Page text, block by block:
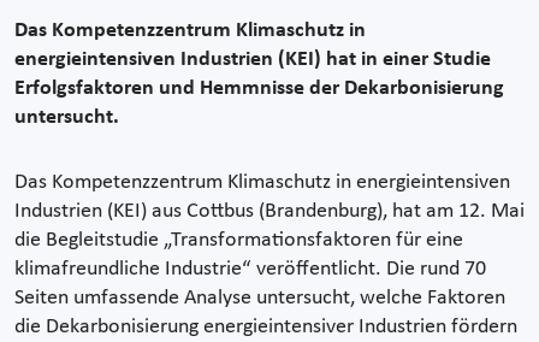
Das Kompetenzzentrum Klimaschutz in
energieintensiven Industrien (KEI) hat in einer Studie
Erfolgsfaktoren und Hemmnisse der Dekarbonisierung
untersucht.
Das Kompetenzzentrum Klimaschutz in energieintensiven
Industrien (KEI) aus Cottbus (Brandenburg), hat am 12. Mai
die Begleitstudie „Transformationsfaktoren für eine
klimafreundliche Industrie“ veröffentlicht. Die rund 70
Seiten umfassende Analyse untersucht, welche Faktoren
die Dekarbonisierung energieintensiver Industrien fördern